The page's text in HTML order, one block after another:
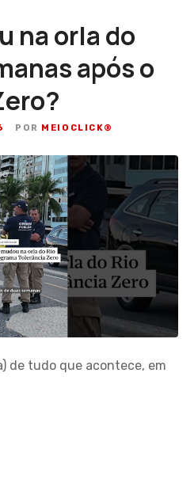
na orla do
após o
POR MEIOCLICK®
de tudo que acontece, em